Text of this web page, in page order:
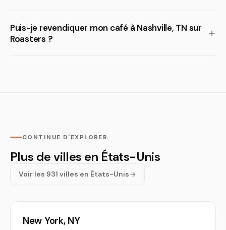
Puis-je revendiquer mon café à Nashville, TN sur
Roasters ?
CONTINUE D'EXPLORER
Plus de villes en États-Unis
Voir les 931 villes en États-Unis
New York, NY